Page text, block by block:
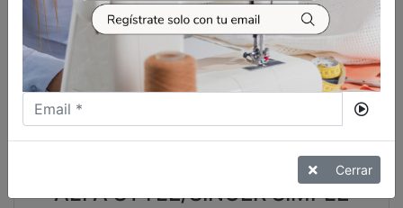
9,99
ENHEBRADOR ALFA PRACTIK/
ALFA STYLE/SINGER SIMPLE
Cerrar